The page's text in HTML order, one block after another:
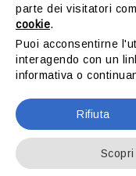
parte dei visitatori
cookie.
Puoi acconsentirne
interagendo con un
informativa o
Rifiuta